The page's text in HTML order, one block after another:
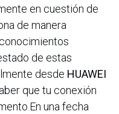
en cuestión de
de manera
de estas
desde HUAWEI
que tu conexión
una fecha